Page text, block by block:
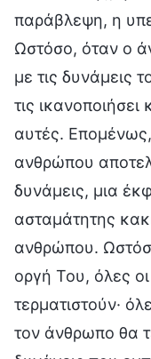
παράβλεψη, η
Ωστόσο, όταν ο
με τις δυνάμεις
τις
αυτές.
ανθρώπου
δυνάμεις, μια
ασταμάτητης
ανθρώπου.
οργή Του, όλες
τερματιστούν·
τον άνθρωπο θα